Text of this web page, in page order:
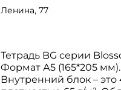
Ленина, 77
Тетрадь BG серии
Формат А5 (165*205
Внутренний блок – это